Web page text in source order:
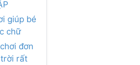
giúp bé
chữ
đơn
rất